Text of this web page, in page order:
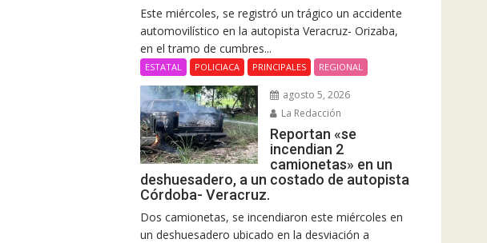
Este miércoles, se registró un trágico un accidente
automovilístico en la autopista Veracruz- Orizaba,
en el tramo de cumbres...
ESTATAL POLICIACA PRINCIPALES REGIONAL
agosto 5, 2026
La Redacción
Reportan «se
incendian 2
camionetas» en un
deshuesadero, a un costado de autopista
Córdoba- Veracruz.
Dos camionetas, se incendiaron este miércoles en
un deshuesadero ubicado en la desviación a